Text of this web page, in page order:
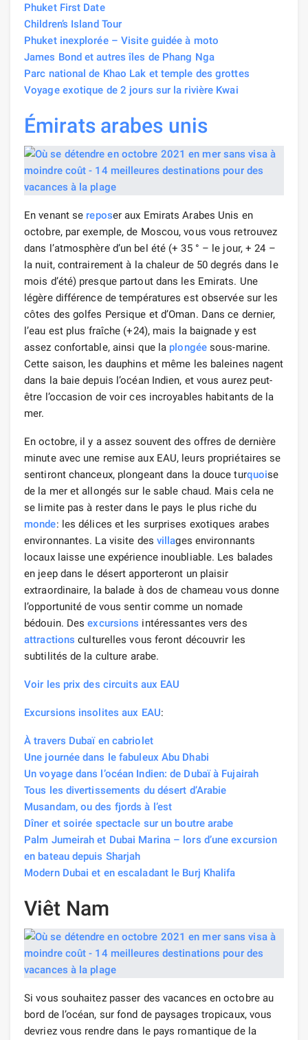
Phuket First Date
Children’s Island Tour
Phuket inexplorée – Visite guidée à moto
James Bond et autres îles de Phang Nga
Parc national de Khao Lak et temple des grottes
Voyage exotique de 2 jours sur la rivière Kwai
Émirats arabes unis
En venant se reposer aux Emirats Arabes Unis en
octobre, par exemple, de Moscou, vous vous retrouvez
dans l’atmosphère d’un bel été (+ 35 ° – le jour, + 24 –
la nuit, contrairement à la chaleur de 50 degrés dans le
mois d’été) presque partout dans les Emirats. Une
légère différence de températures est observée sur les
côtes des golfes Persique et d’Oman. Dans ce dernier,
l’eau est plus fraîche (+24), mais la baignade y est
assez confortable, ainsi que la plongéesous-marine.
Cette saison, les dauphins et même les baleines nagent
dans la baie depuis l’océan Indien, et vous aurez peut-
être l’occasion de voir ces incroyables habitants de la
mer.
En octobre, il y a assez souvent des offres de dernière
minute avec une remise aux EAU, leurs propriétaires se
sentiront chanceux, plongeant dans la douce turquoise
de la mer et allongés sur le sable chaud. Mais cela ne
se limite pas à rester dans le pays le plus riche du
monde: les délices et les surprises exotiques arabes
environnantes. La visite des villages environnants
locaux laisse une expérience inoubliable. Les balades
en jeep dans le désert apporteront un plaisir
extraordinaire, la balade à dos de chameau vous donne
l’opportunité de vous sentir comme un nomade
bédouin. Desexcursions intéressantes vers des
attractions culturelles vous feront découvrir les
subtilités de la culture arabe.
Voir les prix des circuits aux EAU
Excursions insolites aux EAU:
À travers Dubaï en cabriolet
Une journée dans le fabuleux Abu Dhabi
Un voyage dans l’océan Indien: de Dubaï à Fujairah
Tous les divertissements du désert d’Arabie
Musandam, ou des fjords à l’est
Dîner et soirée spectacle sur un boutre arabe
Palm Jumeirah et Dubai Marina – lors d’une excursion
en bateau depuis Sharjah
Modern Dubai et en escaladant le Burj Khalifa
Viêt Nam
Si vous souhaitez passer des vacances en octobre au
bord de l’océan, sur fond de paysages tropicaux, vous
devriez vous rendre dans le pays romantique de la